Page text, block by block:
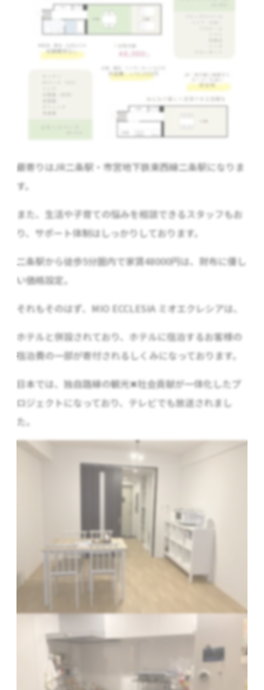
最寄りはJR二条駅・市営地下鉄東西線二条駅になりま
す。
また、生活や子育ての悩みを相談できるスタッフもお
り、サポート体制はしっかりしております。
二条駅から徒歩5分圏内で家賃48000円は、財布に優し
い価格設定。
それもそのはず、 MIO ECCLESIA ミオエクレシアは、
ホテルと併設されており、ホテルに宿泊するお客様の
宿泊費の一部が寄付されるしくみになっております。
日本では、独自路線の観光✖︎社会貢献が一体化したプ
ロジェクトになっており、テレビでも放送されまし
た。